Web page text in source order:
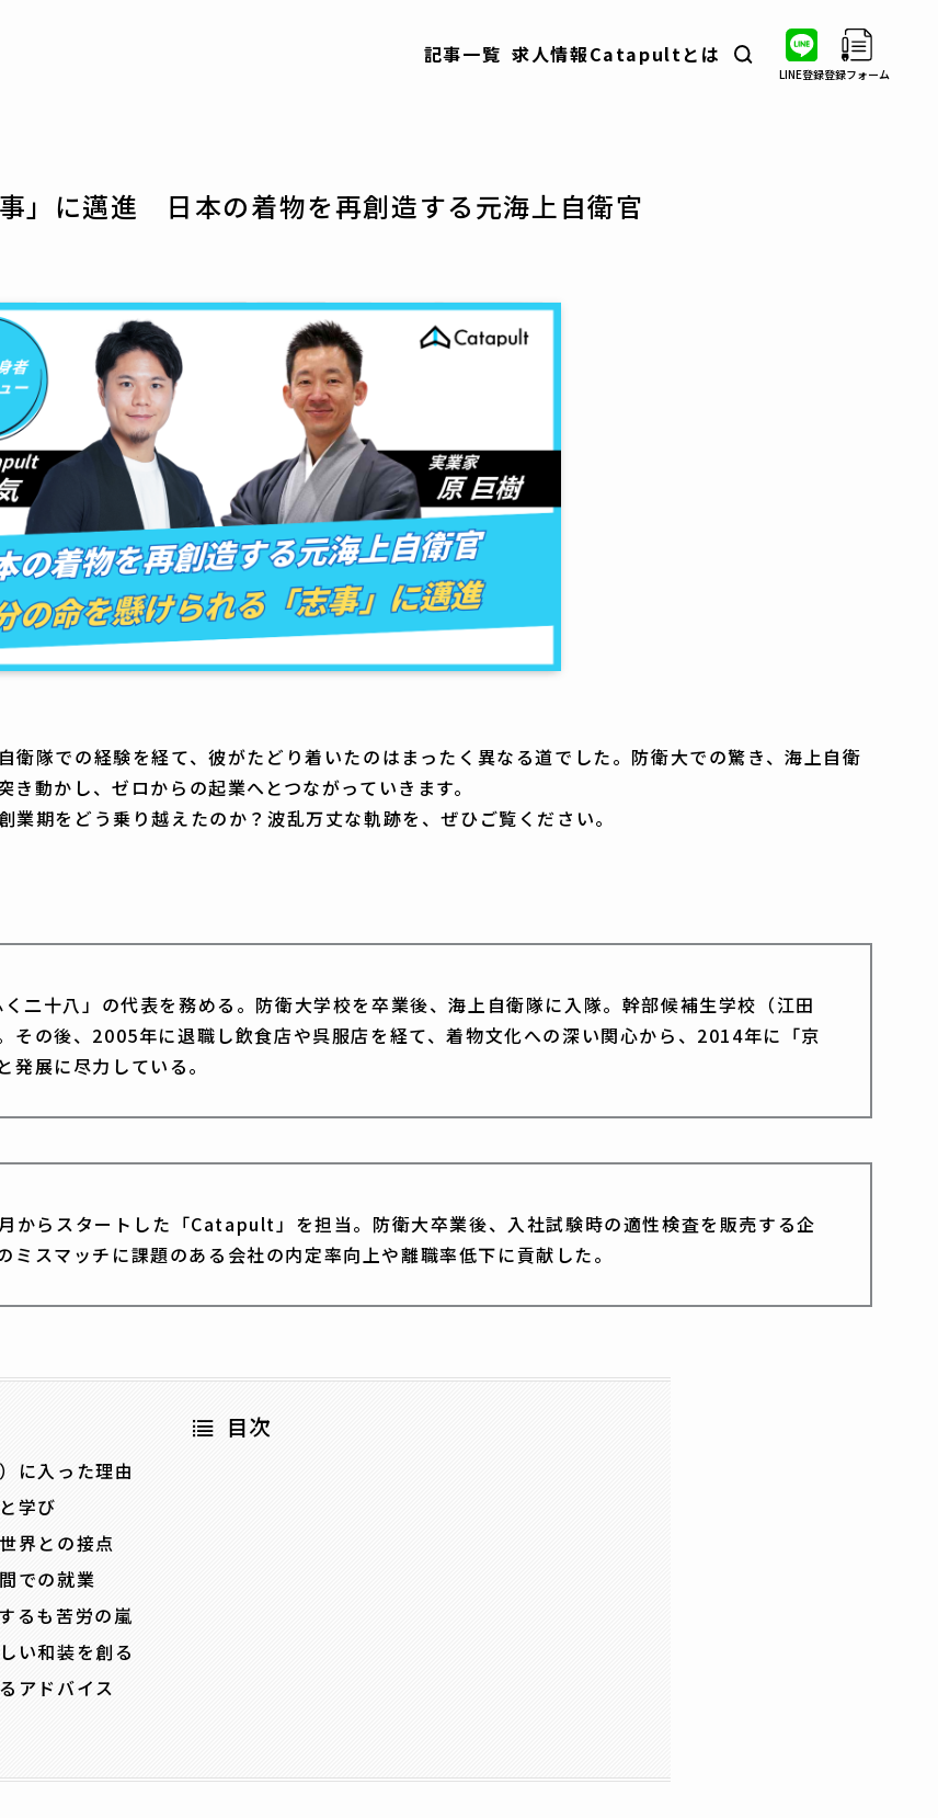
記事一覧
コラム
求人情報Catapultとは
LINE登録登録フォーム
」に邁進 日本の着物を再創造する元海上自衛官
衛隊での経験を経て、彼がたどり着いたのはまったく異なる道でした。防衛大での驚き、海上自衛
動かし、ゼロからの起業へとつながっていきます。
期をどう乗り越えたのか？波乱万丈な軌跡を、ぜひご覧ください。
二十八」の代表を務める。防衛大学校を卒業後、海上自衛隊に入隊。幹部候補生学校（江田
その後、2005年に退職し飲食店や呉服店を経て、着物文化への深い関心から、2014年に「京
発展に尽力している。
らスタートした「Catapult」を担当。防衛大卒業後、入社試験時の適性検査を販売する企
ミスマッチに課題のある会社の内定率向上や離職率低下に貢献した。
目次
に入った理由
学び
界との接点
での就業
るも苦労の嵐
い和装を創る
アドバイス